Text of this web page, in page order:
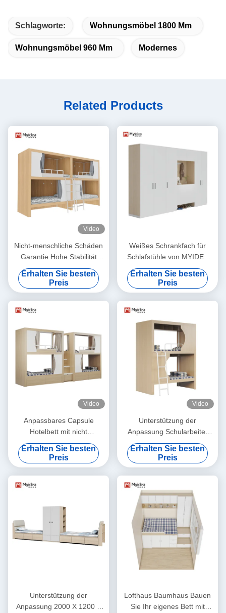
Schlagworte: Wohnungsmöbel 1800 Mm
Wohnungsmöbel 960 Mm Modernes
Related Products
Video
Nicht-menschliche Schäden
Garantie Hohe Stabilität
Kapsel Hotel Bett
Unterstützung Anpassung
Erhalten Sie besten
Preis
Weißes Schrankfach für
Schlafstühle von MYIDEA
Büromöbel in Foshan
Moderner Stil Anpassung
Erhalten Sie besten
Preis
Video
Anpassbares Capsule
Hotelbett mit nicht
menschlichen Schäden und
VR-Displays
Erhalten Sie besten
Preis
Video
Unterstützung der
Anpassung Schularbeiter
Krankenhaus Zuhause
Schlafsaal Metall stabil
Student Holz Lagerhaus
Dachbett
Erhalten Sie besten
Preis
Unterstützung der
Anpassung 2000 X 1200 X
Lofthaus Baumhaus Bauen
Sie Ihr eigenes Bett mit